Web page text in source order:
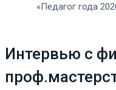
«Педагог года
Интервью с